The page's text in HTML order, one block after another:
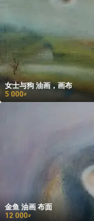
女士与狗 油画，画布
5 000₽
金鱼 油画 布面
12 000₽